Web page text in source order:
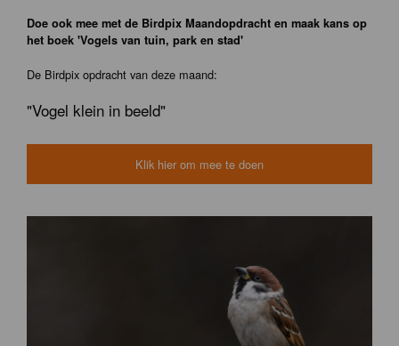
Doe ook mee met de Birdpix Maandopdracht en maak kans op
het boek 'Vogels van tuin, park en stad'
De Birdpix opdracht van deze maand:
"Vogel klein in beeld"
Klik hier om mee te doen